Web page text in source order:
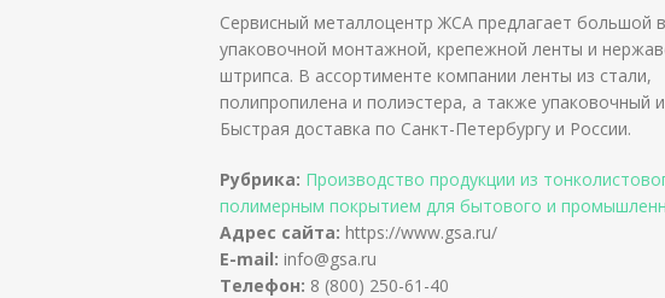
Сервисный металлоцентр ЖСА предлагает большой
упаковочной монтажной, крепежной ленты и
штрипса. В ассортименте компании ленты из стали,
полипропилена и полиэстера, а также упаковочный
Быстрая доставка по Санкт-Петербургу и России.
Рубрика: Производство продукции из
полимерным покрытием для бытового и
Адрес сайта: https://www.gsa.ru/
E-mail: info@gsa.ru
Телефон: 8 (800) 250-61-40